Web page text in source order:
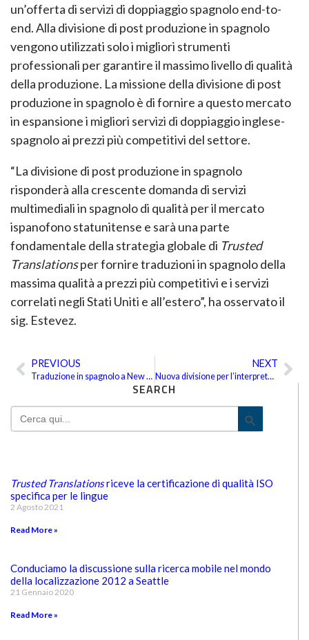
SEARCH
Search
for:
Search
Trusted Translationsriceve la certificazione di qualità ISO
specifica per le lingue
2 Agosto 2021
Read More »
Conduciamo la discussione sulla ricerca mobile nel mondo
della localizzazione 2012 a Seattle
21 Gennaio 2020
Read More »
un’offerta di servizi di doppiaggio spagnolo end-to-
end. Alla divisione di post produzione in spagnolo
vengono utilizzati solo i migliori strumenti
professionali per garantire il massimo livello di qualità
della produzione. La missione della divisione di post
produzione in spagnolo è di fornire a questo mercato
in espansione i migliori servizi di doppiaggio inglese-
spagnolo ai prezzi più competitivi del settore.
“La divisione di post produzione in spagnolo
risponderà alla crescente domanda di servizi
multimediali in spagnolo di qualità per il mercato
ispanofono statunitense e sarà una parte
fondamentale della strategia globale di Trusted
Translationsper fornire traduzioni in spagnolo della
massima qualità a prezzi più competitivi e i servizi
correlati negli Stati Uniti e all’estero”, ha osservato il
sig. Estevez.
Precedente
PREVIOUS
Traduzione in spagnolo a New York
NEXT
Nuova divisione per l’interpretazione telefonica